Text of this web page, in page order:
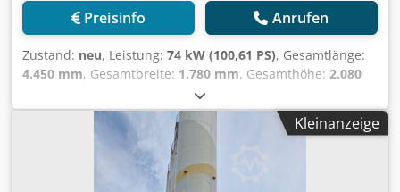
Preisinfo Anrufen
Zustand: neu, Leistung: 74 kW (100,61 PS), Gesamtlänge:
4.450 mm, Gesamtbreite: 1.780 mm, Gesamthöhe: 2.080
, Verwendbares Material: Beton Crjdpfx
Ajy R Tx Ieg Iof Leergewicht: 2.575 kg
Kleinanzeige